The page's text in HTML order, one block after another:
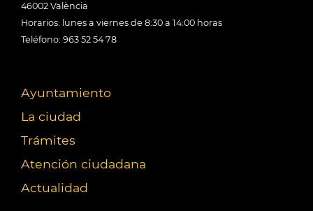
46002 València
Horarios: lunes a viernes de 8:30 a 14:00 horas
Teléfono: 963 52 54 78
Ayuntamiento
La ciudad
Trámites
Atención ciudadana
Actualidad